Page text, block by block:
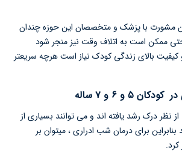
مشورت با پزشک و متخصصان این حوزه چندان
حتی ممکن است به اتلاف وقت نیز منجر شود
کیفیت بالای زندگی کودک نیاز است هرچه سریعتر
۵ و ۶ و ۷ ساله
۵ و ۶ و ۷ ساله از نظر درک رشد یافته اند و می توانند بسیاری از
برای درمان شب ادراری ، میتوان بر